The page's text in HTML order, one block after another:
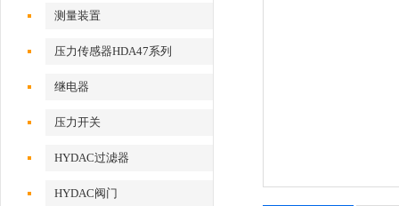
测量装置
压力传感器HDA47系列
继电器
压力开关
HYDAC过滤器
HYDAC阀门